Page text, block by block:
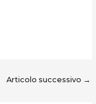
Articolo successivo →